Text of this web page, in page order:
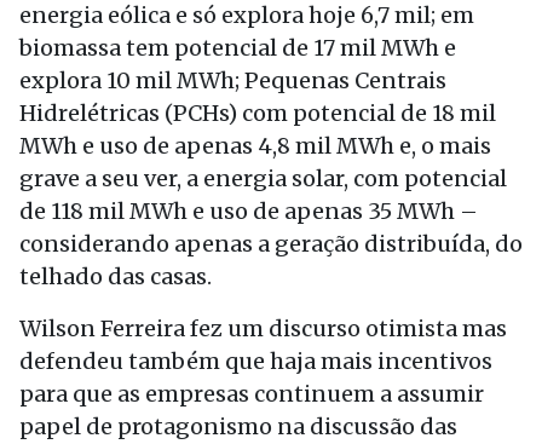
energia eólica e só explora hoje 6,7 mil; em
biomassa tem potencial de 17 mil MWh e
explora 10 mil MWh; Pequenas Centrais
Hidrelétricas (PCHs) com potencial de 18 mil
MWh e uso de apenas 4,8 mil MWh e, o mais
grave a seu ver, a energia solar, com potencial
de 118 mil MWh e uso de apenas 35 MWh –
considerando apenas a geração distribuída, do
telhado das casas.
Wilson Ferreira fez um discurso otimista mas
defendeu também que haja mais incentivos
para que as empresas continuem a assumir
papel de protagonismo na discussão das